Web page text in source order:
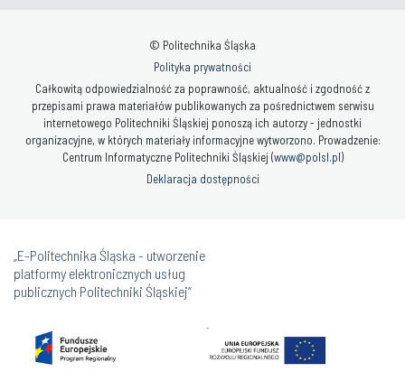
© Politechnika Śląska
Polityka prywatności
Całkowitą odpowiedzialność za poprawność, aktualność i zgodność z
przepisami prawa materiałów publikowanych za pośrednictwem serwisu
internetowego Politechniki Śląskiej ponoszą ich autorzy - jednostki
organizacyjne, w których materiały informacyjne wytworzono. Prowadzenie:
Centrum Informatyczne Politechniki Śląskiej (www@polsl.pl)
Deklaracja dostępności
„E-Politechnika Śląska - utworzenie
platformy elektronicznych usług
publicznych Politechniki Śląskiej”